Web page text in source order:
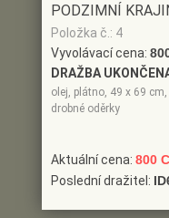
PODZIMNÍ
Položka č.: 4
Vyvolávací cena:
DRAŽBA
olej, plátno, 49 x 69
drobné oděrky
Aktuální cena: 800
Poslední dražitel: